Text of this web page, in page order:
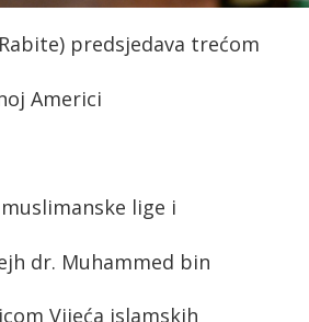
predsjedava trećom
Americi
lige i
dr. Muhammed bin
Vijeća islamskih